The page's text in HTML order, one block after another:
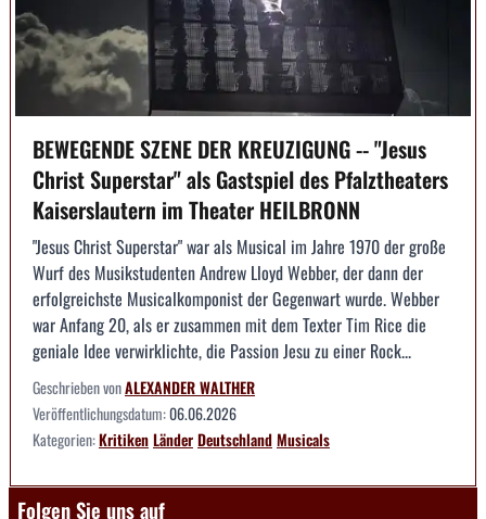
BEWEGENDE SZENE DER KREUZIGUNG -- "Jesus
Christ Superstar" als Gastspiel des Pfalztheaters
Kaiserslautern im Theater HEILBRONN
"Jesus Christ Superstar" war als Musical im Jahre 1970 der große
Wurf des Musikstudenten Andrew Lloyd Webber, der dann der
erfolgreichste Musicalkomponist der Gegenwart wurde. Webber
war Anfang 20, als er zusammen mit dem Texter Tim Rice die
geniale Idee verwirklichte, die Passion Jesu zu einer Rock...
Geschrieben vonALEXANDER WALTHER
Veröffentlichungsdatum:06.06.2026
Kategorien:KritikenLänderDeutschlandMusicals
Folgen Sie uns auf